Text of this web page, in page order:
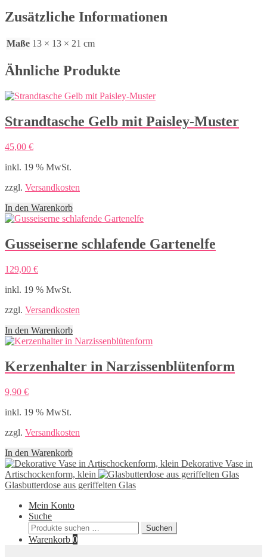
Zusätzliche Informationen
Maße 13 × 13 × 21 cm
Ähnliche Produkte
Strandtasche Gelb mit Paisley-Muster
45,00 €
inkl. 19 % MwSt.
zzgl. Versandkosten
In den Warenkorb
Gusseiserne schlafende Gartenelfe
129,00 €
inkl. 19 % MwSt.
zzgl. Versandkosten
In den Warenkorb
Kerzenhalter in Narzissenblütenform
9,90 €
inkl. 19 % MwSt.
zzgl. Versandkosten
In den Warenkorb
Dekorative Vase in
Artischockenform, klein
Glasbutterdose aus geriffelten Glas
Mein Konto
Suche
Suchen
nach:
Suchen
Warenkorb 0